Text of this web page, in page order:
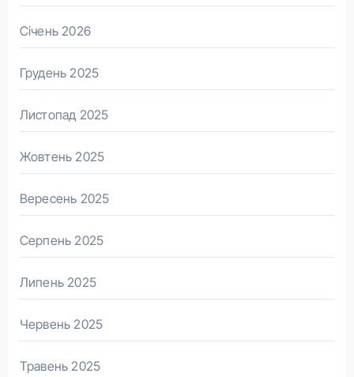
Січень 2026
Грудень 2025
Листопад 2025
Жовтень 2025
Вересень 2025
Серпень 2025
Липень 2025
Червень 2025
Травень 2025